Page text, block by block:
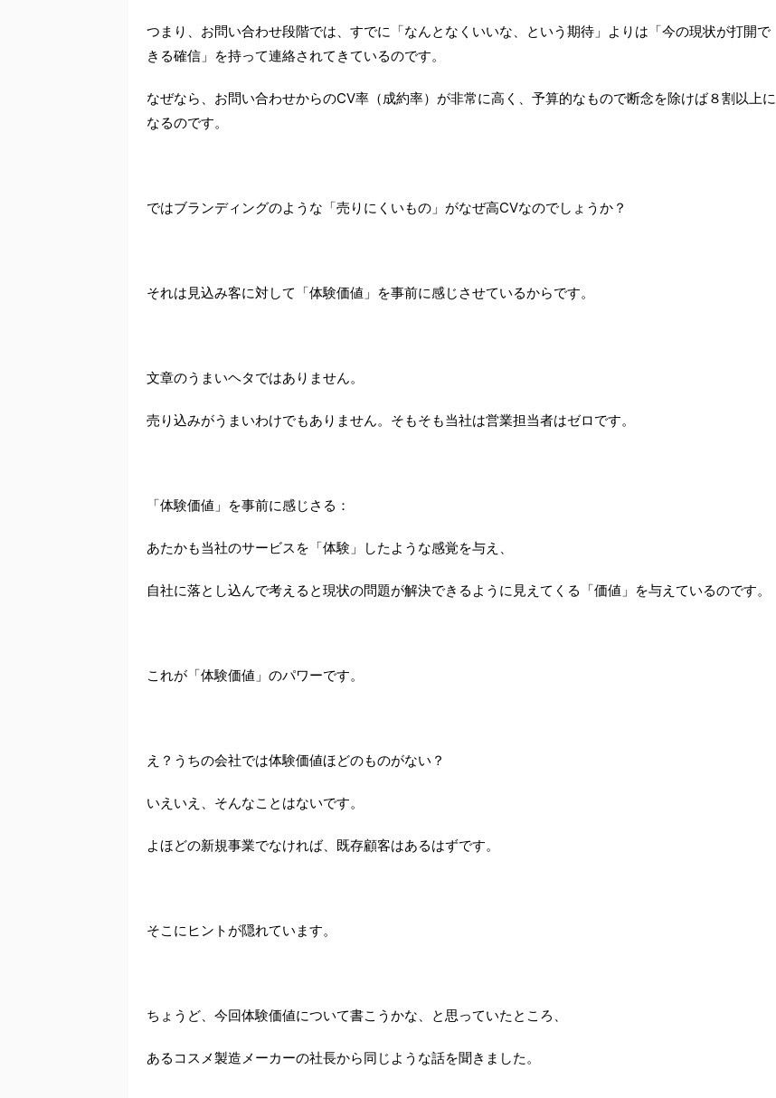
つまり、お問い合わせ段階では、すでに「なんとなくいいな、という期待」よりは「今の現状が打開で
きる確信」を持って連絡されてきているのです。
なぜなら、お問い合わせからのCV率（成約率）が非常に高く、予算的なもので断念を除けば８割以上に
なるのです。
ではブランディングのような「売りにくいもの」がなぜ高CVなのでしょうか？
それは見込み客に対して「体験価値」を事前に感じさせているからです。
文章のうまいヘタではありません。
売り込みがうまいわけでもありません。そもそも当社は営業担当者はゼロです。
「体験価値」を事前に感じさる：
あたかも当社のサービスを「体験」したような感覚を与え、
自社に落とし込んで考えると現状の問題が解決できるように見えてくる「価値」を与えているのです。
これが「体験価値」のパワーです。
え？うちの会社では体験価値ほどのものがない？
いえいえ、そんなことはないです。
よほどの新規事業でなければ、既存顧客はあるはずです。
そこにヒントが隠れています。
ちょうど、今回体験価値について書こうかな、と思っていたところ、
あるコスメ製造メーカーの社長から同じような話を聞きました。